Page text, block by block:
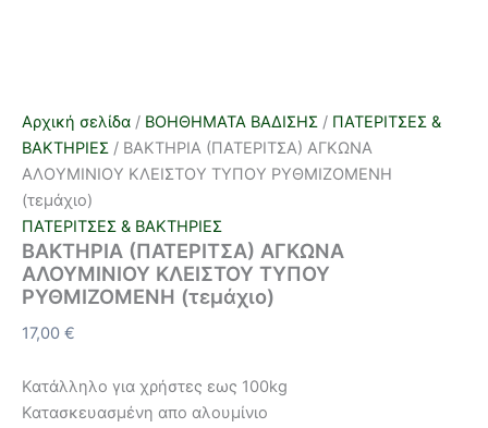
Αρχική σελίδα / ΒΟΗΘΗΜΑΤΑ ΒΑΔΙΣΗΣ / ΠΑΤΕΡΙΤΣΕΣ &
ΒΑΚΤΗΡΙΕΣ / ΒΑΚΤΗΡΙΑ (ΠΑΤΕΡΙΤΣΑ) ΑΓΚΩΝΑ
ΑΛΟΥΜΙΝΙΟΥ ΚΛΕΙΣΤΟΥ ΤΥΠΟΥ ΡΥΘΜΙΖΟΜΕΝΗ
(τεμάχιο)
ΠΑΤΕΡΙΤΣΕΣ & ΒΑΚΤΗΡΙΕΣ
ΒΑΚΤΗΡΙΑ (ΠΑΤΕΡΙΤΣΑ) ΑΓΚΩΝΑ
ΑΛΟΥΜΙΝΙΟΥ ΚΛΕΙΣΤΟΥ ΤΥΠΟΥ
ΡΥΘΜΙΖΟΜΕΝΗ (τεμάχιο)
17,00 €
Κατάλληλο για χρήστες εως 100kg
Κατασκευασμένη απο αλουμίνιο